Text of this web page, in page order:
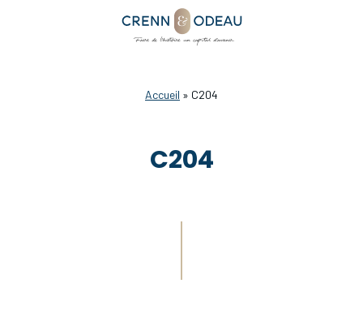
Accueil » C204
C204